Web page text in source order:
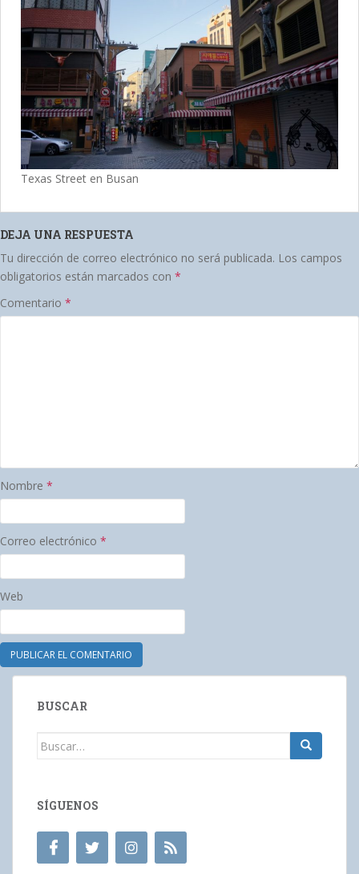
Texas Street en Busan
DEJA UNA RESPUESTA
Tu dirección de correo electrónico no será publicada. Los campos
obligatorios están marcados con *
Comentario *
Nombre *
Correo electrónico *
Web
BUSCAR
Buscar:
SÍGUENOS